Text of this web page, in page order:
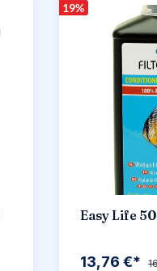
19%
Easy Life
13,76 €*